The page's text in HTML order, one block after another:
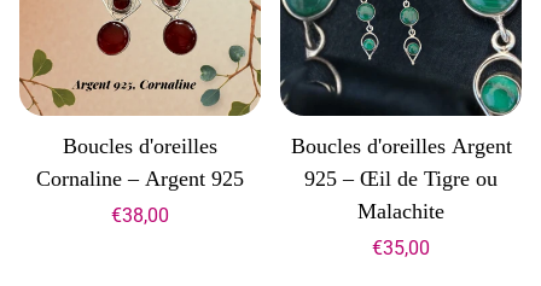
Boucles d'oreilles
Cornaline – Argent 925
€38,00
Boucles d'oreilles Argent
925 – Œil de Tigre ou
Malachite
€35,00